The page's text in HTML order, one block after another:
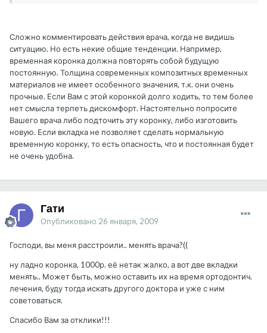
Сложно комментировать действия врача, когда не видишь
ситуацию. Но есть некие общие тенденции. Например,
временная коронка должна повторять собой будущую
постоянную. Толщина современных композитных временных
материалов не имеет особенного значения, т.к. они очень
прочные. Если Вам с этой коронкой долго ходить, то тем более
нет смысла терпеть дискомфорт. Настоятельно попросите
Вашего врача либо подточить эту коронку, либо изготовить
новую. Если вкладка не позволяет сделать нормальную
временную коронку, то есть опасность, что и постоянная будет
не очень удобна.
Гати
Опубликовано 26 января, 2009
Господи, вы меня расстроили.. менять врача?((
ну ладно коронка, 1000р. её нетак жалко, а вот две вкладки
менять.. Может быть, можно оставить их на время ортодонтич.
лечения, буду тогда искать другого доктора и уже с ним
советоваться.
Спасибо Вам за отклики!!!